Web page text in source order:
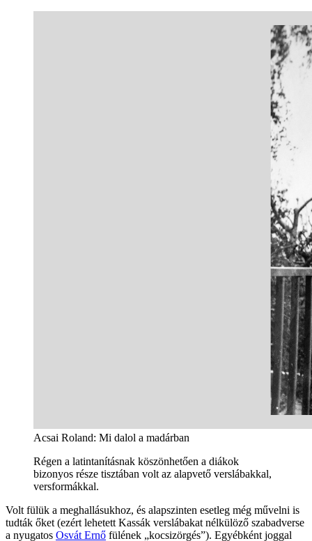
Acsai Roland: Mi dalol a madárban
Régen a latintanításnak köszönhetően a diákok
bizonyos része tisztában volt az alapvető verslábakkal,
versformákkal.
Volt fülük a meghallásukhoz, és alapszinten esetleg még művelni is
tudták őket (ezért lehetett Kassák verslábakat nélkülöző szabadverse
a nyugatos Osvát Ernő fülének „kocsizörgés”). Egyébként joggal